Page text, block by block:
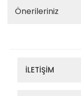
Önerileriniz
İLETİŞİM